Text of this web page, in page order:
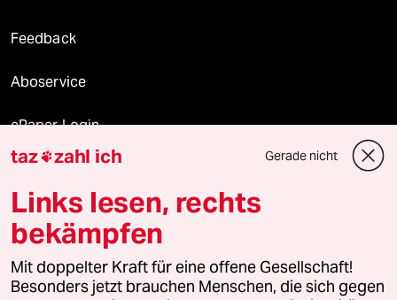
Feedback
Aboservice
ePaper Login
Downloads für Abonnierende
© 2026 taz Verlags und Vertriebs GmbH
Alle Rechte vorbehalten. Bei rechtlichen Fragen oder für Genehmigungen
wenden Sie sich bitte an
lizenzen@taz.de
taz zahl ich Gerade nicht
Links lesen, rechts
bekämpfen
Mit doppelter Kraft für eine offene Gesellschaft!
Besonders jetzt brauchen Menschen, die sich gegen